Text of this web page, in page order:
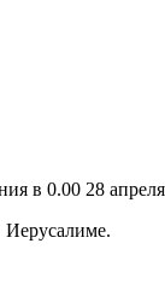
в 0.00 28
Иерусалиме.